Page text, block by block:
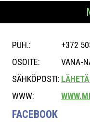
PUH.:
+372
OSOITE:
VANA-
SÄHKÖPOSTI:
WWW:
FACEBOOK